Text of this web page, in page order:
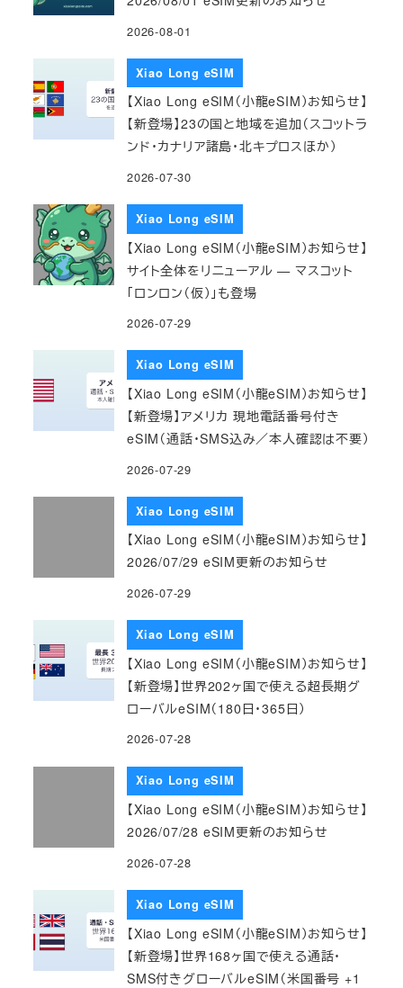
2026-08-01
Xiao Long eSIM
【Xiao Long eSIM（小龍eSIM）お知らせ】
【新登場】23の国と地域を追加（スコットラ
ンド・カナリア諸島・北キプロスほか）
2026-07-30
Xiao Long eSIM
【Xiao Long eSIM（小龍eSIM）お知らせ】
サイト全体をリニューアル — マスコット
「ロンロン（仮）」も登場
2026-07-29
Xiao Long eSIM
【Xiao Long eSIM（小龍eSIM）お知らせ】
【新登場】アメリカ 現地電話番号付き
eSIM（通話・SMS込み／本人確認は不要）
2026-07-29
Xiao Long eSIM
【Xiao Long eSIM（小龍eSIM）お知らせ】
2026/07/29 eSIM更新のお知らせ
2026-07-29
Xiao Long eSIM
【Xiao Long eSIM（小龍eSIM）お知らせ】
【新登場】世界202ヶ国で使える超長期グ
ローバルeSIM（180日・365日）
2026-07-28
Xiao Long eSIM
【Xiao Long eSIM（小龍eSIM）お知らせ】
2026/07/28 eSIM更新のお知らせ
2026-07-28
Xiao Long eSIM
【Xiao Long eSIM（小龍eSIM）お知らせ】
【新登場】世界168ヶ国で使える通話・
SMS付きグローバルeSIM（米国番号 +1